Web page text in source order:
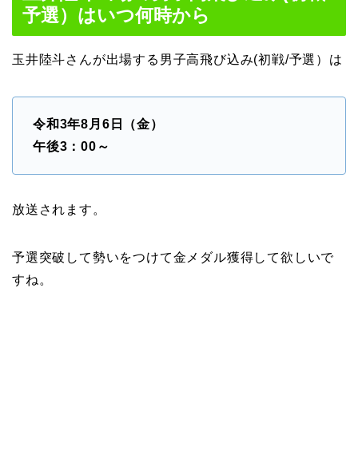
予選）はいつ何時から
玉井陸斗さんが出場する男子高飛び込み(初戦/予選）は
令和3年8月6日（金）
午後3：00～
放送されます。
予選突破して勢いをつけて金メダル獲得して欲しいで
すね。